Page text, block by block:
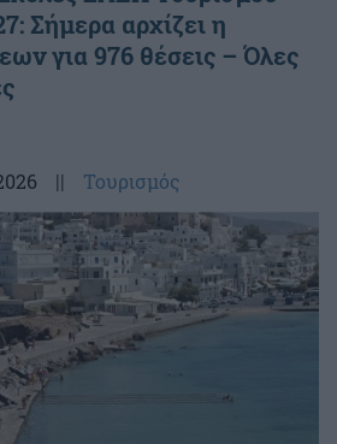
Σήμερα αρχίζει η
για 976 θέσεις – Όλες
|| Τουρισμός